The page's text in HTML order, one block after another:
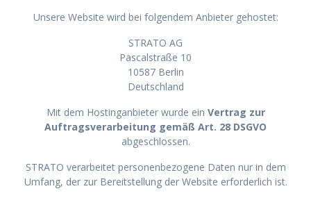
Unsere Website wird bei folgendem Anbieter gehostet:
STRATO AG
Pascalstraße 10
10587 Berlin
Deutschland
Mit dem Hostinganbieter wurde ein Vertrag zur
Auftragsverarbeitung gemäß Art. 28 DSGVO
abgeschlossen.
STRATO verarbeitet personenbezogene Daten nur in dem
Umfang, der zur Bereitstellung der Website erforderlich ist.